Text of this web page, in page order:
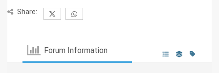
Share:
Forum Information